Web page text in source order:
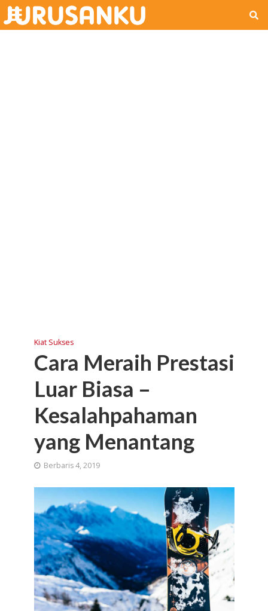
Kiat Sukses
Cara Meraih Prestasi
Luar Biasa –
Kesalahpahaman
yang Menantang
Berbaris 4, 2019